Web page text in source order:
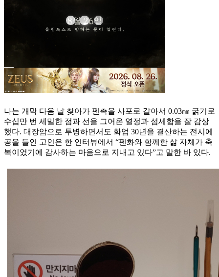
나는 개막 다음 날 찾아가 펜촉을 사포로 갈아서 0.03㎜ 굵기로
수십만 번 세밀한 점과 선을 그어온 열정과 섬세함을 잘 감상
했다. 대장암으로 투병하면서도 화업 30년을 결산하는 전시에
공을 들인 고인은 한 인터뷰에서 “펜화와 함께한 삶 자체가 축
복이었기에 감사하는 마음으로 지내고 있다”고 말한 바 있다.